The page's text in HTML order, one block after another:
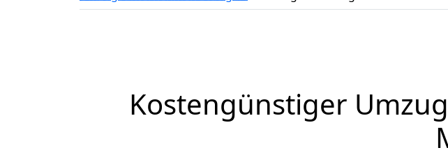
Kostengünstiger